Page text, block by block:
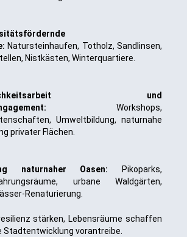
Natursteinhaufen, Totholz, Sandlinsen,
Nistkästen, Winterquartiere.
und
Workshops,
Umweltbildung, naturnahe
privater Flächen.
naturnaher Oasen: Pikoparks,
urbane Waldgärten,
Renaturierung.
stärken, Lebensräume schaffen
Stadtentwicklung vorantreibe.